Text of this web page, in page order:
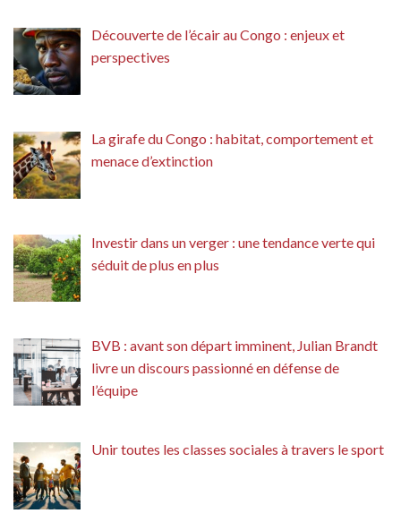
Découverte de l’écair au Congo : enjeux et
perspectives
La girafe du Congo : habitat, comportement et
menace d’extinction
Investir dans un verger : une tendance verte qui
séduit de plus en plus
BVB : avant son départ imminent, Julian Brandt
livre un discours passionné en défense de
l’équipe
Unir toutes les classes sociales à travers le sport